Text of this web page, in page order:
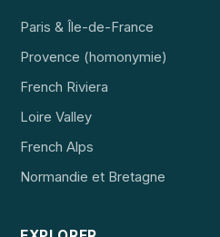
Paris & Île-de-France
Provence (homonymie)
French Riviera
Loire Valley
French Alps
Normandie et Bretagne